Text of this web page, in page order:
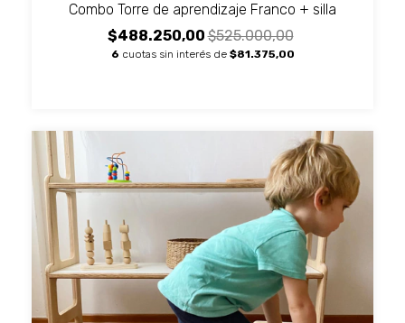
Combo Torre de aprendizaje Franco + silla
$488.250,00$525.000,00
6 cuotas sin interés de $81.375,00